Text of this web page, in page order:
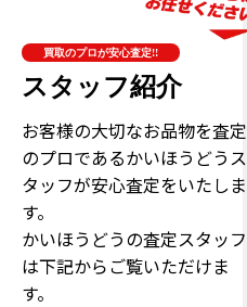
買取のプロが安心査定!!
スタッフ紹介
お客様の大切なお品物を査定
のプロであるかいほうどうス
タッフが安心査定をいたしま
す。
かいほうどうの査定スタッフ
は下記からご覧いただけま
す。